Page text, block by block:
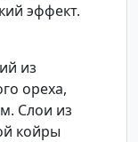
эффект.
из
ореха,
Слои из
койры